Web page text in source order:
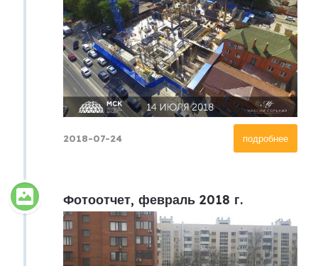
подробнее
2018-07-24
Фотоотчет, февраль 2018 г.